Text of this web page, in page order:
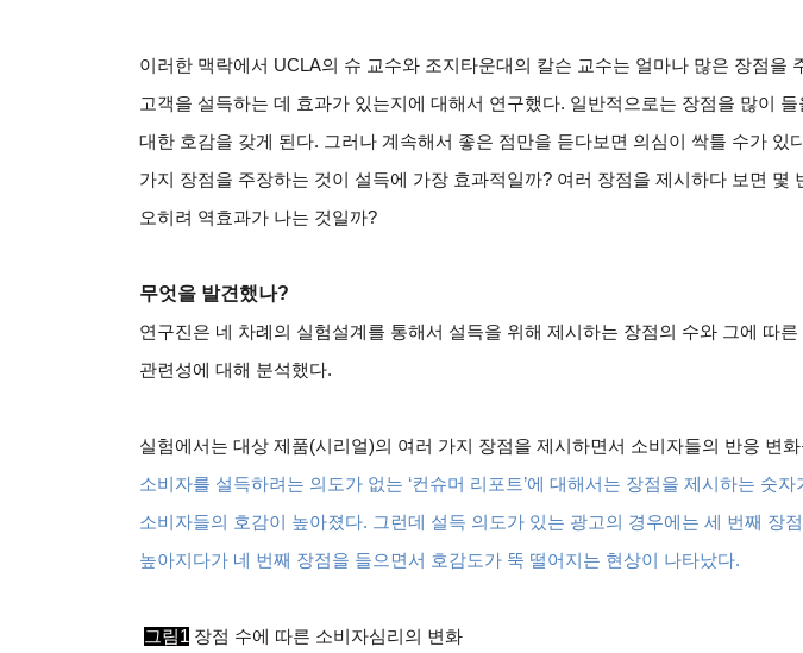
이러한 맥락에서 UCLA의 슈 교수와 조지타운대의 칼슨 교수는 얼마나 많은 장점을
고객을 설득하는 데 효과가 있는지에 대해서 연구했다. 일반적으로는 장점을 많이 들
대한 호감을 갖게 된다. 그러나 계속해서 좋은 점만을 듣다보면 의심이 싹틀 수가 있
가지 장점을 주장하는 것이 설득에 가장 효과적일까? 여러 장점을 제시하다 보면 몇
오히려 역효과가 나는 것일까?
무엇을 발견했나?
연구진은 네 차례의 실험설계를 통해서 설득을 위해 제시하는 장점의 수와 그에 따른
관련성에 대해 분석했다.
실험에서는 대상 제품(시리얼)의 여러 가지 장점을 제시하면서 소비자들의 반응 변
소비자를 설득하려는 의도가 없는 ‘컨슈머 리포트’에 대해서는 장점을 제시하는 숫자
소비자들의 호감이 높아졌다. 그런데 설득 의도가 있는 광고의 경우에는 세 번째 장
높아지다가 네 번째 장점을 들으면서 호감도가 뚝 떨어지는 현상이 나타났다.
그림1 장점 수에 따른 소비자심리의 변화